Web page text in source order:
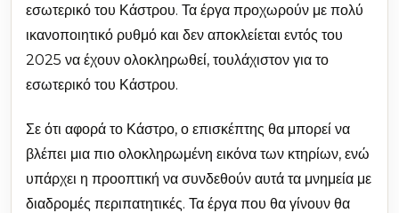
εσωτερικό του Κάστρου. Τα έργα προχωρούν με πολύ
ικανοποιητικό ρυθμό και δεν αποκλείεται εντός του
2025 να έχουν ολοκληρωθεί, τουλάχιστον για το
εσωτερικό του Κάστρου.
Σε ότι αφορά το Κάστρο, ο επισκέπτης θα μπορεί να
βλέπει μια πιο ολοκληρωμένη εικόνα των κτηρίων, ενώ
υπάρχει η προοπτική να συνδεθούν αυτά τα μνημεία με
διαδρομές περιπατητικές. Τα έργα που θα γίνουν θα